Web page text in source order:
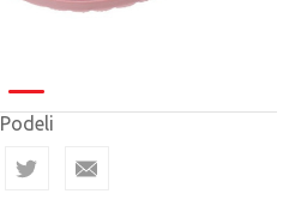
Podeli